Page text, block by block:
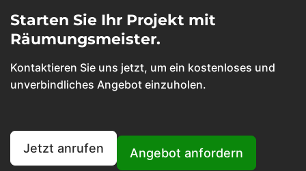
Starten Sie Ihr Projekt mit
Räumungsmeister.
Kontaktieren Sie uns jetzt, um ein kostenloses und
unverbindliches Angebot einzuholen.
Jetzt anrufen Angebot anfordern